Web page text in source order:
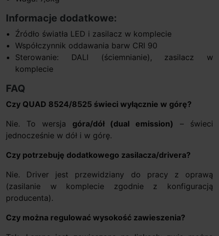
Informacje dodatkowe:
Źródło światła LED i zasilacz w komplecie
Współczynnik oddawania barw CRI 90
Sterowanie: DALI (ściemnianie), zasilacz w
komplecie
FAQ
Czy QUAD 8524/8525 świeci wyłącznie w górę?
Nie. To wersja góra/dół (dual emission)
– świeci
jednocześnie w dół i w górę.
Czy potrzebuję dodatkowego zasilacza/drivera?
Nie. Driver jest przewidziany do pracy z oprawą
(zasilanie w komplecie zgodnie z konfiguracją
producenta).
Czy można regulować wysokość zawieszenia?